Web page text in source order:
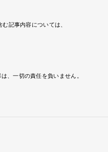
記事内容については、
、一切の責任を負いません。